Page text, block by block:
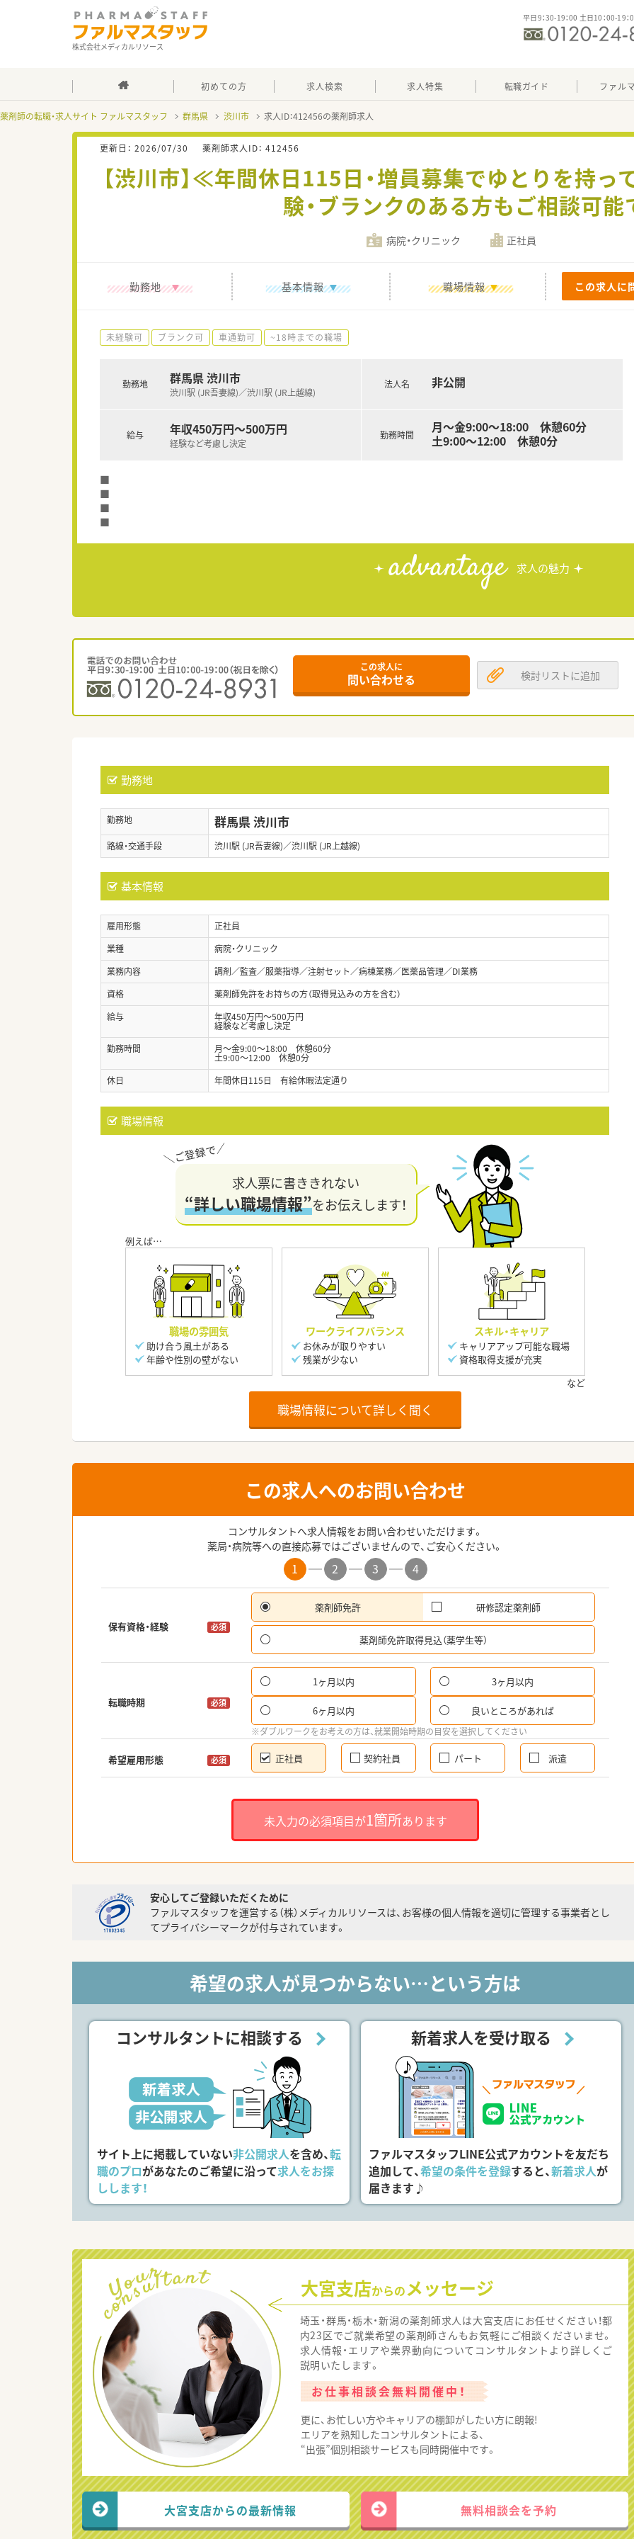
株式会社メディカルリソース
平日9：30-19：00 土日10：00-19：
初めての方 求人検索 求人特集 転職ガイド ファル
薬剤師の転職・求人サイト ファルマスタッフ 群馬県 渋川市 求人ID：412456の薬剤師求人
更新日： 2026/07/30 薬剤師求人ID： 412456
【渋川市】≪年間休日115日・増員募集でゆとりを持
験・ブランクのある方もご相談可能
病院・クリニック 正社員
勤務地 基本情報 職場情報 この求人に
未経験可 ブランク可 車通勤可 ~18時までの職場
勤務地 群馬県 渋川市
渋川駅 (JR吾妻線)／渋川駅 (JR上越線)
給与 年収450万円～500万円
経験など考慮し決定
法人名 非公開
勤務時間
月～金9:00～18:00 休憩60分
土9:00～12:00 休憩0分
■
■
■
■
advantage 求人の魅力
この求人に
問い合わせる 検討リストに追加
勤務地
勤務地 群馬県 渋川市
路線・交通手段 渋川駅 (JR吾妻線)／渋川駅 (JR上越線)
基本情報
雇用形態
正社員
業種
病院・クリニック
業務内容
調剤／監査／服薬指導／注射セット／病棟業務／医薬品管理／DI業務
資格
薬剤師免許をお持ちの方（取得見込みの方を含む）
給与
年収450万円～500万円
経験など考慮し決定
勤務時間
月～金9:00～18:00 休憩60分
土9:00～12:00 休憩0分
休日
年間休日115日 有給休暇法定通り
職場情報
求人票に書ききれない
“詳しい職場情報”をお伝えします！
職場の雰囲気
助け合う風土がある
年齢や性別の壁がない
ワークライフバランス
お休みが取りやすい
残業が少ない
スキル・キャリア
キャリアアップ可能な職場
資格取得支援が充実
職場情報について詳しく聞く
この求人へのお問い合わせ
コンサルタントへ求人情報をお問い合わせいただけます。
薬局・病院等への直接応募ではございませんので、ご安心ください。
1 2 3 4
保有資格・経験 必須
薬剤師免許 研修認定薬剤師
薬剤師免許取得見込（薬学生等）
転職時期 必須
1ヶ月以内 3ヶ月以内
6ヶ月以内 良いところがあれば
※ダブルワークをお考えの方は、就業開始時期の目安を選択してください
希望雇用形態 必須 正社員 契約社員 パート 派遣
未入力の必須項目が1箇所あります
安心してご登録いただくために
ファルマスタッフを運営する（株）メディカルリソースは、お客様の個人情報を適切に管理する事業者とし
てプライバシーマークが付与されています。
希望の求人が見つからない…という方は
コンサルタントに相談する
サイト上に掲載していない非公開求人を含め、転
職のプロがあなたのご希望に沿って求人をお探
しします！
新着求人を受け取る
ファルマスタッフLINE公式アカウントを友だち
追加して、希望の条件を登録すると、新着求人が
届きます♪
大宮支店からのメッセージ
埼玉・群馬・栃木・新潟の薬剤師求人は大宮支店にお任せください！都
内23区でご就業希望の薬剤師さんもお気軽にご相談くださいませ。
求人情報・エリアや業界動向についてコンサルタントより詳しくご
説明いたします。
お仕事相談会無料開催中！
更に、お忙しい方やキャリアの棚卸がしたい方に朗報!
エリアを熟知したコンサルタントによる、
“出張”個別相談サービスも同時開催中です。
大宮支店からの最新情報 無料相談会を予約